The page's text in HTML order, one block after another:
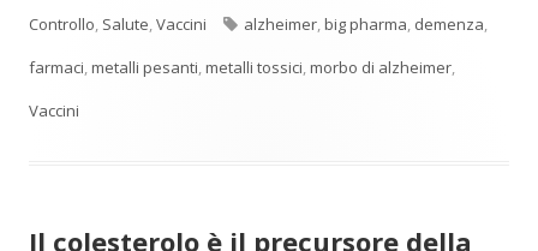
Controllo Salute Vaccini Tag
alzheimer big pharma demenza
farmaci metalli pesanti metalli tossici morbo di alzheimer
Vaccini
Il colesterolo è il precursore della